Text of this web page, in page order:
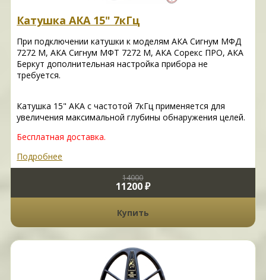
Катушка АКА 15" 7кГц
При подключении катушки к моделям АКА Сигнум МФД
7272 М, АКА Сигнум МФТ 7272 М, АКА Сорекс ПРО, АКА
Беркут дополнительная настройка прибора не
требуется.
Катушка 15" АКА с частотой 7кГц применяется для
увеличения максимальной глубины обнаружения целей.
Бесплатная доставка.
Подробнее
14000
11200 ₽
Купить